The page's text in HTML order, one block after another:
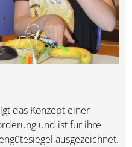
das Konzept einer
und ist für ihre
ausgezeichnet.